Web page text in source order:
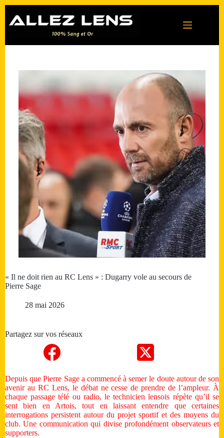
contenu
« Il ne doit rien au RC Lens » : Dugarry vole au secours de
Pierre Sage
28 mai 2026
Partagez sur vos réseaux
Depuis que Pierre Sage a commencé à semer le doute autour de son
avenir au RC Lens, le débat ne cesse de prendre de l’ampleur. À
chaque passage télé ou radio, le technicien lensois répète qu’il se
sent bien en Artois, tout en laissant entendre que certaines
interrogations persistent autour du projet sportif et des moyens du
club. Une communication qui divise profondément observateurs et
supporters.